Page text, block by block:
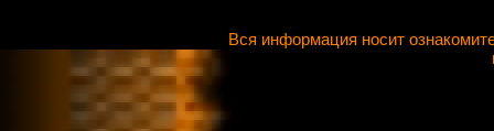
Вся информация носит